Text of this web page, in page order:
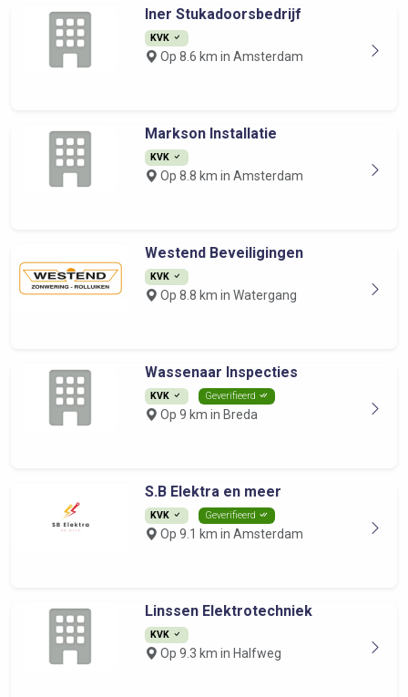
Iner Stukadoorsbedrijf
KVK
Op 8.6 km in Amsterdam
Markson Installatie
KVK
Op 8.8 km in Amsterdam
Westend Beveiligingen
KVK
Op 8.8 km in Watergang
Wassenaar Inspecties
KVK Geverifieerd
Op 9 km in Breda
S.B Elektra en meer
KVK Geverifieerd
Op 9.1 km in Amsterdam
Linssen Elektrotechniek
KVK
Op 9.3 km in Halfweg